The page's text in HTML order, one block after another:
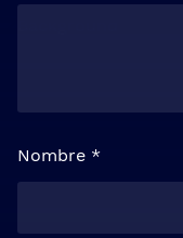
Nombre *